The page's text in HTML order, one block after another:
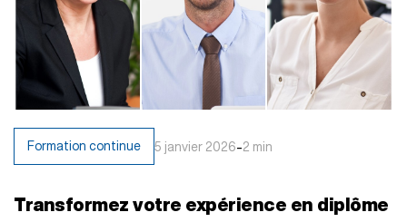
Formation continue 5 janvier 2026-2 min
Transformez votre expérience en diplôme